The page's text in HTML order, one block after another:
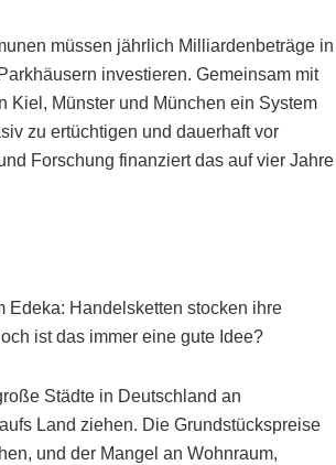
müssen jährlich Milliardenbeträge in
investieren. Gemeinsam mit
Kiel, Münster und München ein System
zu ertüchtigen und dauerhaft vor
Forschung finanziert das auf vier Jahre
Edeka: Handelsketten stocken ihre
ist das immer eine gute Idee?
Städte in Deutschland an
Land ziehen. Die Grundstückspreise
und der Mangel an Wohnraum,